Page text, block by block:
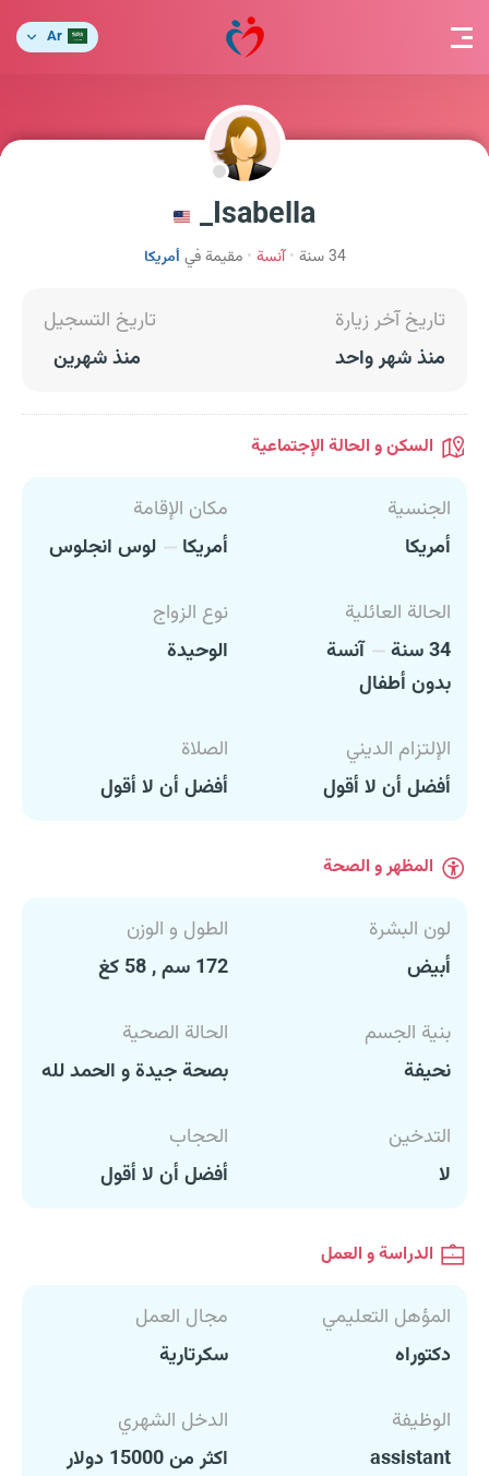
Ar
Isabella_
34 سنة آنسة مقيمة في أمريكا
تاريخ آخر زيارة
منذ شهر واحد
تاريخ التسجيل
منذ شهرين
السكن و الحالة الإجتماعية
الجنسية
أمريكا
مكان الإقامة
أمريكا
لوس انجلوس
الحالة العائلية
34 سنة
آنسة
بدون أطفال
نوع الزواج
الوحيدة
الإلتزام الديني
أفضل أن لا أقول
الصلاة
أفضل أن لا أقول
المظهر و الصحة
لون البشرة
أبيض
الطول و الوزن
172 سم , 58 كغ
بنية الجسم
نحيفة
الحالة الصحية
بصحة جيدة و الحمد لله
التدخين
لا
الحجاب
أفضل أن لا أقول
الدراسة و العمل
المؤهل التعليمي
دكتوراه
مجال العمل
سكرتارية
الوظيفة
assistant
الدخل الشهري
اكثر من 15000 دولار